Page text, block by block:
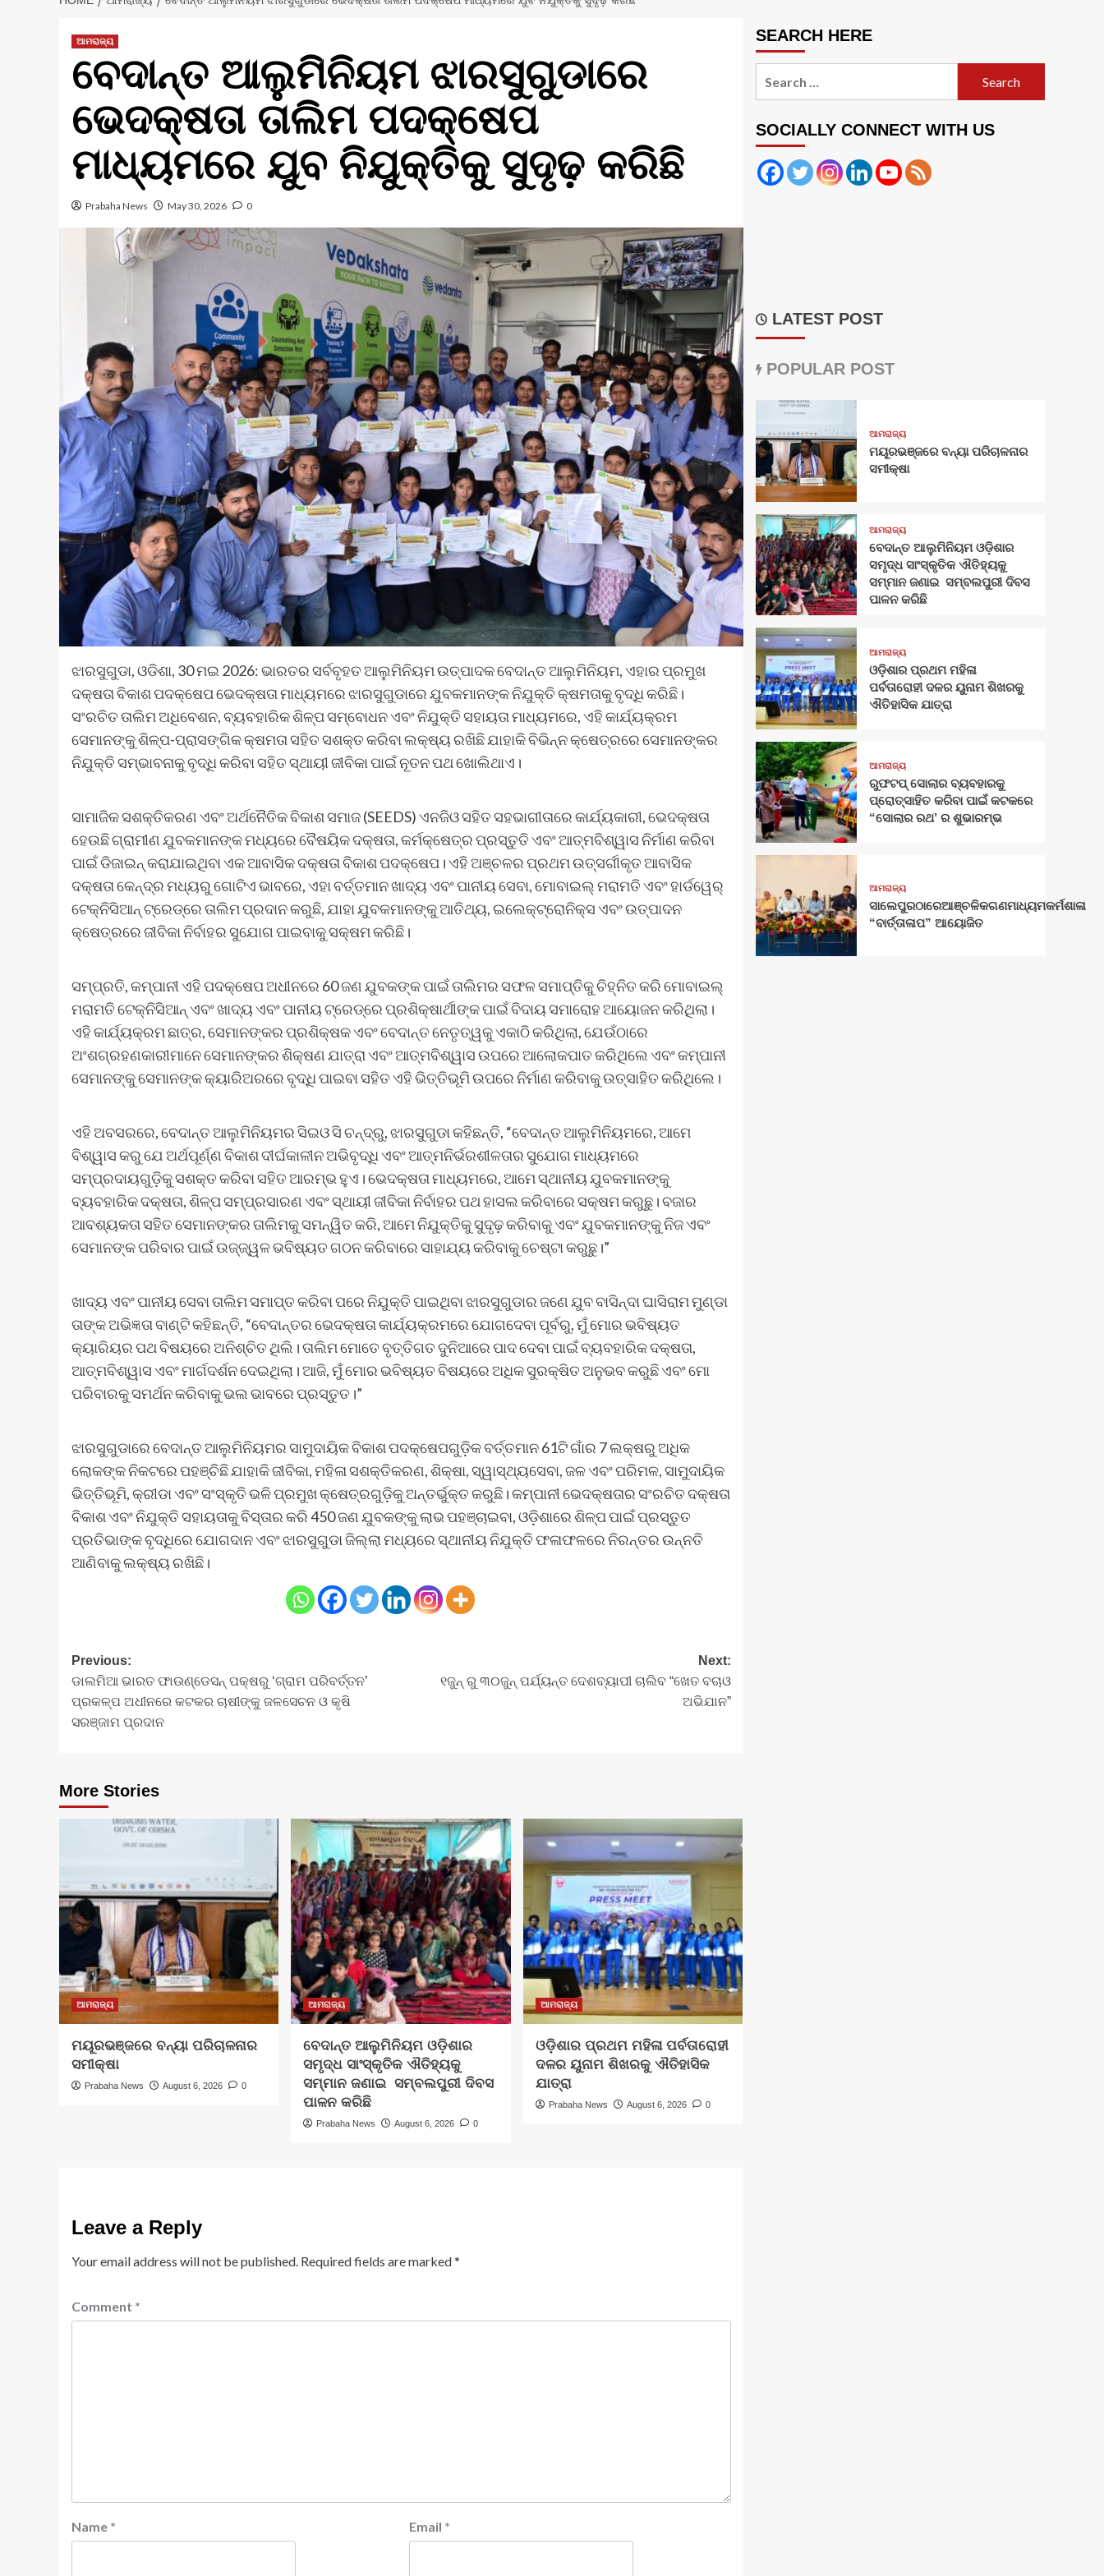
ଆମରାଜ୍ୟ
ବେଦାନ୍ତ ଆଲୁମିନିୟମ ଝାରସୁଗୁଡାରେ
ଭେଦକ୍ଷତା ତାଲିମ ପଦକ୍ଷେପ
ମାଧ୍ୟମରେ ଯୁବ ନିଯୁକ୍ତିକୁ ସୁଦୃଢ଼ କରିଛି
Prabaha News May 30, 2026 0
ଝାରସୁଗୁଡା, ଓଡିଶା, 30 ମଇ 2026: ଭାରତର ସର୍ବବୃହତ ଆଲୁମିନିୟମ ଉତ୍ପାଦକ ବେଦାନ୍ତ ଆଲୁମିନିୟମ, ଏହାର ପ୍ରମୁଖ
ଦକ୍ଷତା ବିକାଶ ପଦକ୍ଷେପ ଭେଦକ୍ଷତା ମାଧ୍ୟମରେ ଝାରସୁଗୁଡାରେ ଯୁବକମାନଙ୍କ ନିଯୁକ୍ତି କ୍ଷମତାକୁ ବୃଦ୍ଧି କରିଛି।
ସଂରଚିତ ତାଲିମ ଅଧିବେଶନ, ବ୍ୟବହାରିକ ଶିଳ୍ପ ସମ୍ବୋଧନ ଏବଂ ନିଯୁକ୍ତି ସହାୟତା ମାଧ୍ୟମରେ, ଏହି କାର୍ଯ୍ୟକ୍ରମ
ସେମାନଙ୍କୁ ଶିଳ୍ପ-ପ୍ରାସଙ୍ଗିକ କ୍ଷମତା ସହିତ ସଶକ୍ତ କରିବା ଲକ୍ଷ୍ୟ ରଖିଛି ଯାହାକି ବିଭିନ୍ନ କ୍ଷେତ୍ରରେ ସେମାନଙ୍କର
ନିଯୁକ୍ତି ସମ୍ଭାବନାକୁ ବୃଦ୍ଧି କରିବା ସହିତ ସ୍ଥାୟୀ ଜୀବିକା ପାଇଁ ନୂତନ ପଥ ଖୋଲିଥାଏ।
ସାମାଜିକ ସଶକ୍ତିକରଣ ଏବଂ ଅର୍ଥନୈତିକ ବିକାଶ ସମାଜ (SEEDS) ଏନଜିଓ ସହିତ ସହଭାଗୀତାରେ କାର୍ଯ୍ୟକାରୀ, ଭେଦକ୍ଷତା
ହେଉଛି ଗ୍ରାମୀଣ ଯୁବକମାନଙ୍କ ମଧ୍ୟରେ ବୈଷୟିକ ଦକ୍ଷତା, କର୍ମକ୍ଷେତ୍ର ପ୍ରସ୍ତୁତି ଏବଂ ଆତ୍ମବିଶ୍ୱାସ ନିର୍ମାଣ କରିବା
ପାଇଁ ଡିଜାଇନ୍ କରାଯାଇଥିବା ଏକ ଆବାସିକ ଦକ୍ଷତା ବିକାଶ ପଦକ୍ଷେପ। ଏହି ଅଞ୍ଚଳର ପ୍ରଥମ ଉତ୍ସର୍ଗୀକୃତ ଆବାସିକ
ଦକ୍ଷତା କେନ୍ଦ୍ର ମଧ୍ୟରୁ ଗୋଟିଏ ଭାବରେ, ଏହା ବର୍ତ୍ତମାନ ଖାଦ୍ୟ ଏବଂ ପାନୀୟ ସେବା, ମୋବାଇଲ୍ ମରାମତି ଏବଂ ହାର୍ଡୱେର୍
ଟେକ୍ନିସିଆନ୍ ଟ୍ରେଡ୍ରେ ତାଲିମ ପ୍ରଦାନ କରୁଛି, ଯାହା ଯୁବକମାନଙ୍କୁ ଆତିଥ୍ୟ, ଇଲେକ୍ଟ୍ରୋନିକ୍ସ ଏବଂ ଉତ୍ପାଦନ
କ୍ଷେତ୍ରରେ ଜୀବିକା ନିର୍ବାହର ସୁଯୋଗ ପାଇବାକୁ ସକ୍ଷମ କରିଛି।
ସମ୍ପ୍ରତି, କମ୍ପାନୀ ଏହି ପଦକ୍ଷେପ ଅଧୀନରେ 60 ଜଣ ଯୁବକଙ୍କ ପାଇଁ ତାଲିମର ସଫଳ ସମାପ୍ତିକୁ ଚିହ୍ନିତ କରି ମୋବାଇଲ୍
ମରାମତି ଟେକ୍ନିସିଆନ୍ ଏବଂ ଖାଦ୍ୟ ଏବଂ ପାନୀୟ ଟ୍ରେଡ୍ରେ ପ୍ରଶିକ୍ଷାର୍ଥୀଙ୍କ ପାଇଁ ବିଦାୟ ସମାରୋହ ଆୟୋଜନ କରିଥିଲା।
ଏହି କାର୍ଯ୍ୟକ୍ରମ ଛାତ୍ର, ସେମାନଙ୍କର ପ୍ରଶିକ୍ଷକ ଏବଂ ବେଦାନ୍ତ ନେତୃତ୍ୱକୁ ଏକାଠି କରିଥିଲା, ଯେଉଁଠାରେ
ଅଂଶଗ୍ରହଣକାରୀମାନେ ସେମାନଙ୍କର ଶିକ୍ଷଣ ଯାତ୍ରା ଏବଂ ଆତ୍ମବିଶ୍ୱାସ ଉପରେ ଆଲୋକପାତ କରିଥିଲେ ଏବଂ କମ୍ପାନୀ
ସେମାନଙ୍କୁ ସେମାନଙ୍କ କ୍ୟାରିଅରରେ ବୃଦ୍ଧି ପାଇବା ସହିତ ଏହି ଭିତ୍ତିଭୂମି ଉପରେ ନିର୍ମାଣ କରିବାକୁ ଉତ୍ସାହିତ କରିଥିଲେ।
ଏହି ଅବସରରେ, ବେଦାନ୍ତ ଆଲୁମିନିୟମର ସିଇଓ ସି ଚନ୍ଦ୍ରୁ, ଝାରସୁଗୁଡା କହିଛନ୍ତି, “ବେଦାନ୍ତ ଆଲୁମିନିୟମରେ, ଆମେ
ବିଶ୍ୱାସ କରୁ ଯେ ଅର୍ଥପୂର୍ଣ୍ଣ ବିକାଶ ଦୀର୍ଘକାଳୀନ ଅଭିବୃଦ୍ଧି ଏବଂ ଆତ୍ମନିର୍ଭରଶୀଳତାର ସୁଯୋଗ ମାଧ୍ୟମରେ
ସମ୍ପ୍ରଦାୟଗୁଡ଼ିକୁ ସଶକ୍ତ କରିବା ସହିତ ଆରମ୍ଭ ହୁଏ। ଭେଦକ୍ଷତା ମାଧ୍ୟମରେ, ଆମେ ସ୍ଥାନୀୟ ଯୁବକମାନଙ୍କୁ
ବ୍ୟବହାରିକ ଦକ୍ଷତା, ଶିଳ୍ପ ସମ୍ପ୍ରସାରଣ ଏବଂ ସ୍ଥାୟୀ ଜୀବିକା ନିର୍ବାହର ପଥ ହାସଲ କରିବାରେ ସକ୍ଷମ କରୁଛୁ। ବଜାର
ଆବଶ୍ୟକତା ସହିତ ସେମାନଙ୍କର ତାଲିମକୁ ସମନ୍ୱିତ କରି, ଆମେ ନିଯୁକ୍ତିକୁ ସୁଦୃଢ଼ କରିବାକୁ ଏବଂ ଯୁବକମାନଙ୍କୁ ନିଜ ଏବଂ
ସେମାନଙ୍କ ପରିବାର ପାଇଁ ଉଜ୍ଜ୍ୱଳ ଭବିଷ୍ୟତ ଗଠନ କରିବାରେ ସାହାଯ୍ୟ କରିବାକୁ ଚେଷ୍ଟା କରୁଛୁ।”
ଖାଦ୍ୟ ଏବଂ ପାନୀୟ ସେବା ତାଲିମ ସମାପ୍ତ କରିବା ପରେ ନିଯୁକ୍ତି ପାଇଥିବା ଝାରସୁଗୁଡାର ଜଣେ ଯୁବ ବାସିନ୍ଦା ଘାସିରାମ ମୁଣ୍ଡା
ତାଙ୍କ ଅଭିଜ୍ଞତା ବାଣ୍ଟି କହିଛନ୍ତି, “ବେଦାନ୍ତର ଭେଦକ୍ଷତା କାର୍ଯ୍ୟକ୍ରମରେ ଯୋଗଦେବା ପୂର୍ବରୁ, ମୁଁ ମୋର ଭବିଷ୍ୟତ
କ୍ୟାରିୟର ପଥ ବିଷୟରେ ଅନିଶ୍ଚିତ ଥିଲି। ତାଲିମ ମୋତେ ବୃତ୍ତିଗତ ଦୁନିଆରେ ପାଦ ଦେବା ପାଇଁ ବ୍ୟବହାରିକ ଦକ୍ଷତା,
ଆତ୍ମବିଶ୍ୱାସ ଏବଂ ମାର୍ଗଦର୍ଶନ ଦେଇଥିଲା। ଆଜି, ମୁଁ ମୋର ଭବିଷ୍ୟତ ବିଷୟରେ ଅଧିକ ସୁରକ୍ଷିତ ଅନୁଭବ କରୁଛି ଏବଂ ମୋ
ପରିବାରକୁ ସମର୍ଥନ କରିବାକୁ ଭଲ ଭାବରେ ପ୍ରସ୍ତୁତ।”
ଝାରସୁଗୁଡାରେ ବେଦାନ୍ତ ଆଲୁମିନିୟମର ସାମୁଦାୟିକ ବିକାଶ ପଦକ୍ଷେପଗୁଡ଼ିକ ବର୍ତ୍ତମାନ 61ଟି ଗାଁର 7 ଲକ୍ଷରୁ ଅଧିକ
ଲୋକଙ୍କ ନିକଟରେ ପହଞ୍ଚିଛି ଯାହାକି ଜୀବିକା, ମହିଳା ସଶକ୍ତିକରଣ, ଶିକ୍ଷା, ସ୍ୱାସ୍ଥ୍ୟସେବା, ଜଳ ଏବଂ ପରିମଳ, ସାମୁଦାୟିକ
ଭିତ୍ତିଭୂମି, କ୍ରୀଡା ଏବଂ ସଂସ୍କୃତି ଭଳି ପ୍ରମୁଖ କ୍ଷେତ୍ରଗୁଡ଼ିକୁ ଅନ୍ତର୍ଭୁକ୍ତ କରୁଛି। କମ୍ପାନୀ ଭେଦକ୍ଷତାର ସଂରଚିତ ଦକ୍ଷତା
ବିକାଶ ଏବଂ ନିଯୁକ୍ତି ସହାୟତାକୁ ବିସ୍ତାର କରି 450 ଜଣ ଯୁବକଙ୍କୁ ଲାଭ ପହଞ୍ଚାଇବା, ଓଡ଼ିଶାରେ ଶିଳ୍ପ ପାଇଁ ପ୍ରସ୍ତୁତ
ପ୍ରତିଭାଙ୍କ ବୃଦ୍ଧିରେ ଯୋଗଦାନ ଏବଂ ଝାରସୁଗୁଡା ଜିଲ୍ଲା ମଧ୍ୟରେ ସ୍ଥାନୀୟ ନିଯୁକ୍ତି ଫଳାଫଳରେ ନିରନ୍ତର ଉନ୍ନତି
ଆଣିବାକୁ ଲକ୍ଷ୍ୟ ରଖିଛି।
Post
navigation
Previous:
ଡାଲମିଆ ଭାରତ ଫାଉଣ୍ଡେସନ୍‌ ପକ୍ଷରୁ ‘ଗ୍ରାମ ପରିବର୍ତ୍ତନ’
ପ୍ରକଳ୍ପ ଅଧୀନରେ କଟକର ଚାଷୀଙ୍କୁ ଜଳସେଚନ ଓ କୃଷି
ସରଞ୍ଜାମ ପ୍ରଦାନ
Next:
୧ଜୁନ୍‌ ରୁ ୩୦ଜୁନ୍‌ ପର୍ଯ୍ୟନ୍ତ ଦେଶବ୍ୟାପୀ ଚାଲିବ “ଖେତ ବଚାଓ
ଅଭିଯାନ”
More Stories
ଆମରାଜ୍ୟ
ମୟୂରଭଞ୍ଜରେ ବନ୍ୟା ପରିଚାଳନାର
ସମୀକ୍ଷା
Prabaha News August 6, 2026 0
ଆମରାଜ୍ୟ
ବେଦାନ୍ତ ଆଲୁମିନିୟମ ଓଡ଼ିଶାର
ସମୃଦ୍ଧ ସାଂସ୍କୃତିକ ଐତିହ୍ୟକୁ
ସମ୍ମାନ ଜଣାଇ ସମ୍ବଲପୁରୀ ଦିବସ
ପାଳନ କରିଛି
Prabaha News August 6, 2026 0
ଆମରାଜ୍ୟ
ଓଡ଼ିଶାର ପ୍ରଥମ ମହିଳା ପର୍ବତାରୋହୀ
ଦଳର ୟୁନାମ ଶିଖରକୁ ଐତିହାସିକ
ଯାତ୍ରା
Prabaha News August 6, 2026 0
Leave a Reply
Your email address will not be published. Required fields are marked*
Comment *
Name * Email *
SEARCH HERE
SOCIALLY CONNECT WITH US
LATEST POST
POPULAR POST
ଆମରାଜ୍ୟ
ମୟୂରଭଞ୍ଜରେ ବନ୍ୟା ପରିଚାଳନାର
ସମୀକ୍ଷା
ଆମରାଜ୍ୟ
ବେଦାନ୍ତ ଆଲୁମିନିୟମ ଓଡ଼ିଶାର
ସମୃଦ୍ଧ ସାଂସ୍କୃତିକ ଐତିହ୍ୟକୁ
ସମ୍ମାନ ଜଣାଇ ସମ୍ବଲପୁରୀ ଦିବସ
ପାଳନ କରିଛି
ଆମରାଜ୍ୟ
ଓଡ଼ିଶାର ପ୍ରଥମ ମହିଳା
ପର୍ବତାରୋହୀ ଦଳର ୟୁନାମ ଶିଖରକୁ
ଐତିହାସିକ ଯାତ୍ରା
ଆମରାଜ୍ୟ
ରୁଫଟପ୍ ସୋଲାର ବ୍ୟବହାରକୁ
ପ୍ରୋତ୍ସାହିତ କରିବା ପାଇଁ କଟକରେ
“ସୋଲାର ରଥ’ ର ଶୁଭାରମ୍ଭ
ଆମରାଜ୍ୟ
ସାଲେପୁରଠାରେଆଞ୍ଚଳିକଗଣମାଧ୍ୟମକର୍ମଶାଳା
“ବାର୍ତ୍ତାଳାପ” ଆୟୋଜିତ